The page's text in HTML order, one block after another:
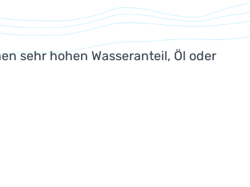
sehr hohen Wasseranteil, Öl oder